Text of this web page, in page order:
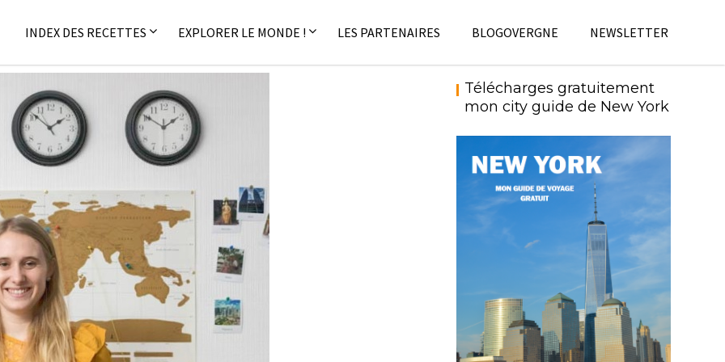
INDEX DES RECETTES EXPLORER LE MONDE ! LES PARTENAIRES BLOGOVERGNE NEWSLETTER
Photographie
Télécharges gratuitement
mon city guide de New York